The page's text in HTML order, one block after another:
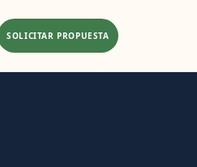
SOLICITAR PROPUESTA